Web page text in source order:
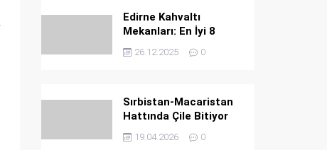
Edirne Kahvaltı
Mekanları: En İyi 8
Mekan
26.12.2025 0
Sırbistan-Macaristan
Hattında Çile Bitiyor
19.04.2026 0